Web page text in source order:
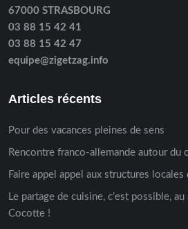
67000 STRASBOURG
03 88 15 42 41
03 88 15 42 47
equipe@zigetzag.info
Articles récents
Pour des vacances pleines de sens
Rencontre franco-allemande autour du
Faire appel appel aux structures locales
Le partage de cuisine, c’est possible,
Cocotte !